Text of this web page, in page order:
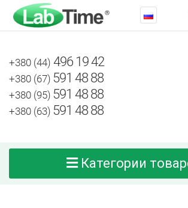
+380 (44) 496 19 42
+380 (67) 591 48 88
+380 (95) 591 48 88
+380 (63) 591 48 88
Категории